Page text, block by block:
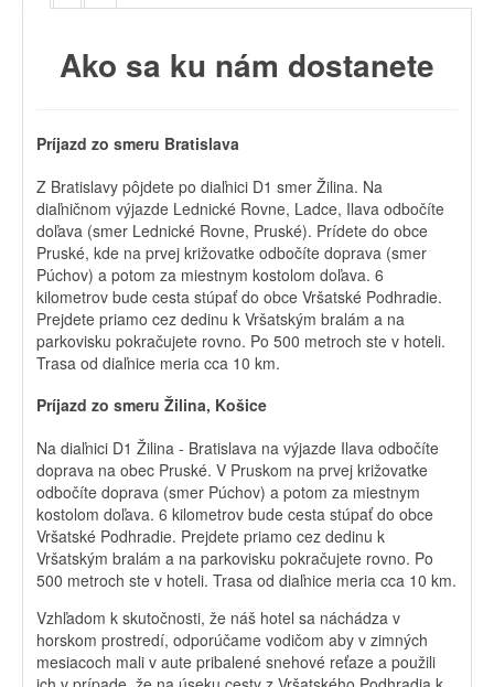
Ako sa ku nám dostanete
Príjazd zo smeru Bratislava
Z Bratislavy pôjdete po diaľnici D1 smer Žilina. Na
diaľničnom výjazde Lednické Rovne, Ladce, Ilava odbočíte
doľava (smer Lednické Rovne, Pruské). Prídete do obce
Pruské, kde na prvej križovatke odbočíte doprava (smer
Púchov) a potom za miestnym kostolom doľava. 6
kilometrov bude cesta stúpať do obce Vršatské Podhradie.
Prejdete priamo cez dedinu k Vršatským bralám a na
parkovisku pokračujete rovno. Po 500 metroch ste v hoteli.
Trasa od diaľnice meria cca 10 km.
Príjazd zo smeru Žilina, Košice
Na diaľnici D1 Žilina - Bratislava na výjazde Ilava odbočíte
doprava na obec Pruské. V Pruskom na prvej križovatke
odbočíte doprava (smer Púchov) a potom za miestnym
kostolom doľava. 6 kilometrov bude cesta stúpať do obce
Vršatské Podhradie. Prejdete priamo cez dedinu k
Vršatským bralám a na parkovisku pokračujete rovno. Po
500 metroch ste v hoteli. Trasa od diaľnice meria cca 10 km.
Vzhľadom k skutočnosti, že náš hotel sa náchádza v
horskom prostredí, odporúčame vodičom aby v zimných
mesiacoch mali v aute pribalené snehové reťaze a použili